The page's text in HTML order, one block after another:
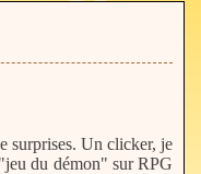
surprises. Un clicker, je
du démon" sur RPG